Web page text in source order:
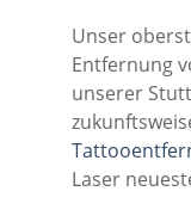
Unser
Entfernung
unserer
Laser